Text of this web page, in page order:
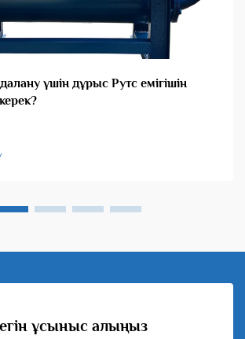
үшін дұрыс Рутс емігішін
ұсыныс алыңыз